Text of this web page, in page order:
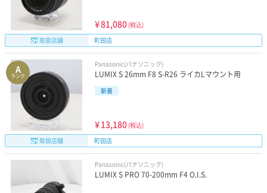
¥81,080 (税込)
取扱店舗
町田店
A
ランク
Panasonic(パナソニック)
LUMIX S 26mm F8 S-R26 ライカLマウント用
新着
¥13,180 (税込)
取扱店舗
町田店
Panasonic(パナソニック)
LUMIX S PRO 70-200mm F4 O.I.S.